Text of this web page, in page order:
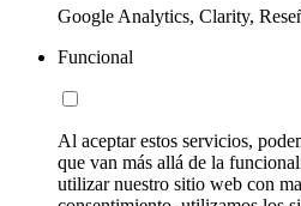
Google Analytics, Clarity,
Funcional
Al aceptar estos servicios,
que van más allá de la
utilizar nuestro sitio web con